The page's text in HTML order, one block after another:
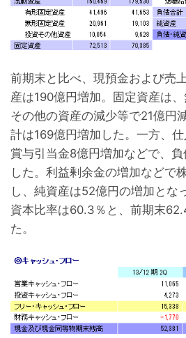
前期末と比べ、現預金および売
産は190億円増加。固定資産は
その他の資産の減少等で21億円
計は169億円増加した。一方、仕
賞与引当金8億円増加などで、
した。利益剰余金の増加などで
し、純資産は52億円の増加とな
資本比率は60.3％と、前期末
た。